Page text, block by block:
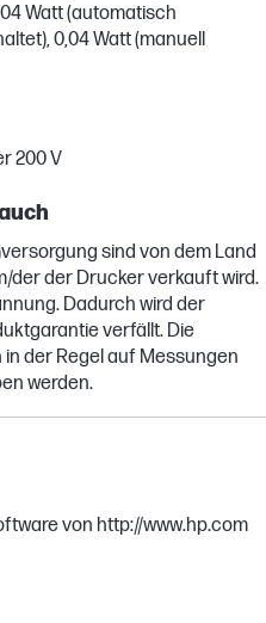
Watt (automatisch
0,04 Watt (manuell
200 V
sind von dem Land
der der Drucker verkauft wird.
Dadurch wird der
verfällt. Die
der Regel auf Messungen
werden.
von http://www.hp.com